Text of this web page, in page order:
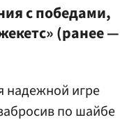
с победами,
(ранее —
надежной игре
по шайбе